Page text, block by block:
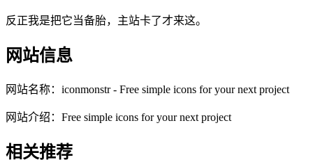
反正我是把它当备胎，主站卡了才来这。
网站信息
网站名称： iconmonstr - Free simple icons for your next project
网站介绍： Free simple icons for your next project
相关推荐